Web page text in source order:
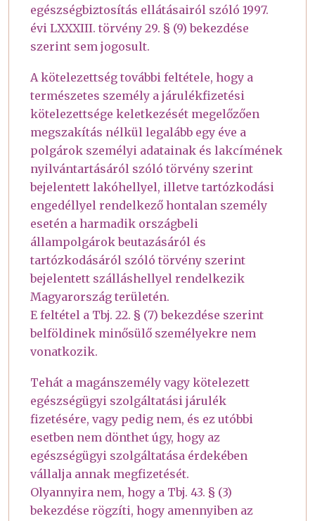
egészségbiztosítás ellátásairól szóló 1997.
évi LXXXIII. törvény 29. § (9) bekezdése
szerint sem jogosult.
A kötelezettség további feltétele, hogy a
természetes személy a járulékfizetési
kötelezettsége keletkezését megelőzően
megszakítás nélkül legalább egy éve a
polgárok személyi adatainak és lakcímének
nyilvántartásáról szóló törvény szerint
bejelentett lakóhellyel, illetve tartózkodási
engedéllyel rendelkező hontalan személy
esetén a harmadik országbeli
állampolgárok beutazásáról és
tartózkodásáról szóló törvény szerint
bejelentett szálláshellyel rendelkezik
Magyarország területén.
E feltétel a Tbj. 22. § (7) bekezdése szerint
belföldinek minősülő személyekre nem
vonatkozik.
Tehát a magánszemély vagy kötelezett
egészségügyi szolgáltatási járulék
fizetésére, vagy pedig nem, és ez utóbbi
esetben nem dönthet úgy, hogy az
egészségügyi szolgáltatása érdekében
vállalja annak megfizetését.
Olyannyira nem, hogy a Tbj. 43. § (3)
bekezdése rögzíti, hogy amennyiben az